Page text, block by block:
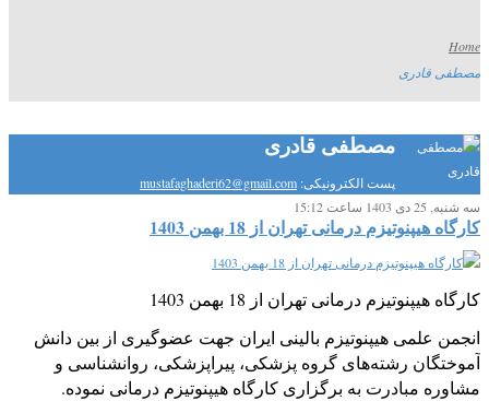
Home
مصطفی قادری
مصطفی قادری
پست الکترونیکی: mustafaghaderi62@gmail.com
سه شنبه, 25 دی 1403 ساعت 15:12
کارگاه هیپنوتیزم درمانی تهران از 18 بهمن 1403
کارگاه هیپنوتیزم درمانی تهران از 18 بهمن 1403
انجمن علمی هیپنوتیزم بالینی ایران جهت عضوگیری از بین دانش
آموختگان رشته‌های گروه پزشکی، پیراپزشکی، روانشناسی و
مشاوره مبادرت به برگزاری کارگاه هیپنوتیزم درمانی نموده.